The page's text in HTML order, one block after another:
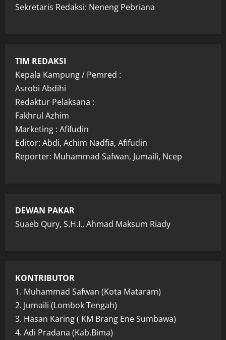
Sekretaris Redaksi: Neneng Pebriana
TIM REDAKSI
Kepala Kampung / Pemred :
Asrobi Abdihi
Redaktur Pelaksana :
Fakhrul Azhim
Marketing : Afifudin
Editor: Abdi, Achim Nadfia, Afifudin
Reporter: Muhammad Safwan, Jumaili, Ncep
DEWAN PAKAR
Suaeb Qury, S.H.I., Ahmad Maksum Riady
KONTRIBUTOR
1. Muhammad Safwan (Kota Mataram)
2. Jumaili (Lombok Tengah)
3. Hasan Karing ( KM Brang Ene Sumbawa)
4. Adi Pradana (Kab.Bima)